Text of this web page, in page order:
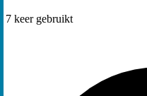
7 keer gebruikt